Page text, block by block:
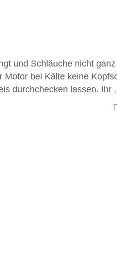
und Schläuche nicht
bei Kälte keine
durchchecken lassen. Ihr